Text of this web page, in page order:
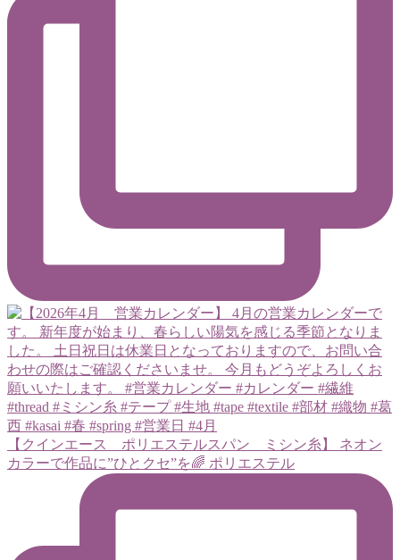
【クインエース ポリエステルスパン ミシン糸】 ネオン
カラーで作品に”ひとクセ”を🌈 ポリエステル